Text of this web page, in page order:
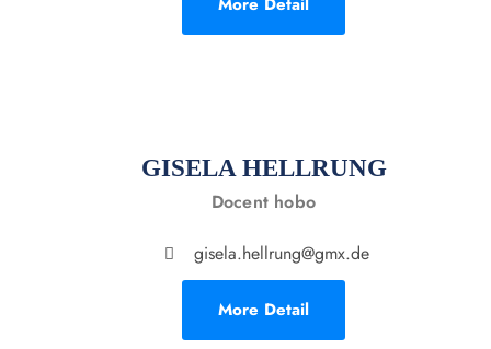
GISELA HELLRUNG
Docent hobo
gisela.hellrung@gmx.de
More Detail